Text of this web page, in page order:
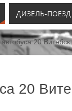
ДИЗЕЛЬ-ПОЕЗД
20
20